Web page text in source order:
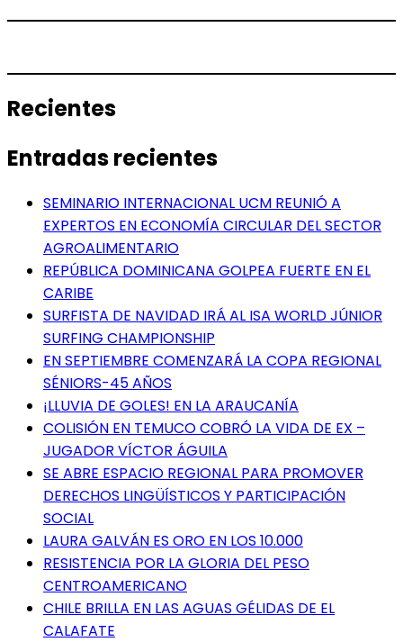
Recientes
Entradas recientes
SEMINARIO INTERNACIONAL UCM REUNIÓ A
EXPERTOS EN ECONOMÍA CIRCULAR DEL SECTOR
AGROALIMENTARIO
REPÚBLICA DOMINICANA GOLPEA FUERTE EN EL
CARIBE
SURFISTA DE NAVIDAD IRÁ AL ISA WORLD JÚNIOR
SURFING CHAMPIONSHIP
EN SEPTIEMBRE COMENZARÁ LA COPA REGIONAL
SÉNIORS-45 AÑOS
¡LLUVIA DE GOLES! EN LA ARAUCANÍA
COLISIÓN EN TEMUCO COBRÓ LA VIDA DE EX –
JUGADOR VÍCTOR ÁGUILA
SE ABRE ESPACIO REGIONAL PARA PROMOVER
DERECHOS LINGÜÍSTICOS Y PARTICIPACIÓN
SOCIAL
LAURA GALVÁN ES ORO EN LOS 10.000
RESISTENCIA POR LA GLORIA DEL PESO
CENTROAMERICANO
CHILE BRILLA EN LAS AGUAS GÉLIDAS DE EL
CALAFATE